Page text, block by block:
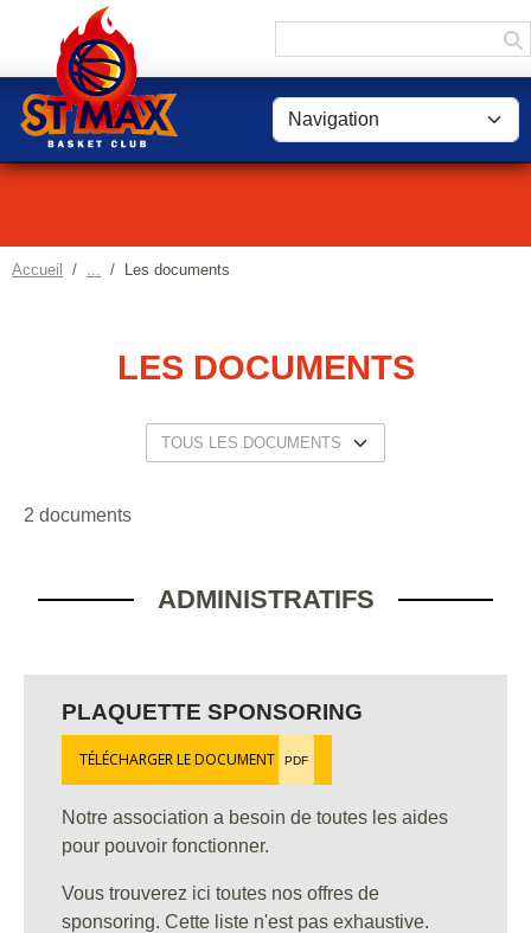
Accueil Les documents
LES DOCUMENTS
2 documents
ADMINISTRATIFS
PLAQUETTE SPONSORING
TÉLÉCHARGER LE DOCUMENT PDF
Notre association a besoin de toutes les aides
pour pouvoir fonctionner.
Vous trouverez ici toutes nos offres de
sponsoring. Cette liste n'est pas exhaustive.
Panneau de gestion des cookies